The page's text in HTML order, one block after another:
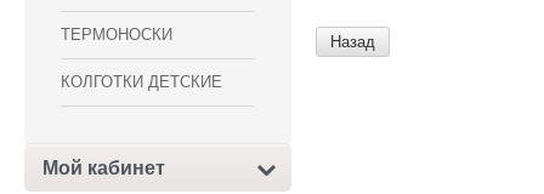
ТЕРМОНОСКИ
КОЛГОТКИ ДЕТСКИЕ
Мой кабинет
Назад